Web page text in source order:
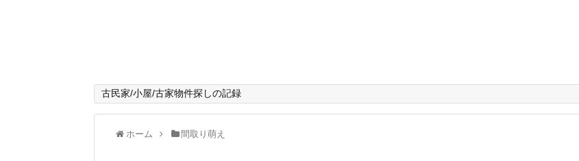
古民家/小屋/古家物件探しの記録
ホーム 間取り萌え